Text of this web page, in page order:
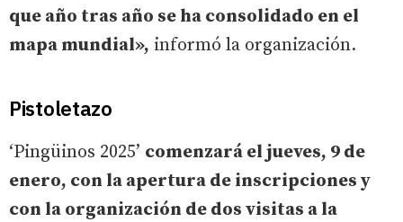
que año tras año se ha consolidado en el
mapa mundial», informó la organización.
Pistoletazo
‘Pingüinos 2025’ comenzará el jueves, 9 de
enero, con la apertura de inscripciones y
con la organización de dos visitas a la